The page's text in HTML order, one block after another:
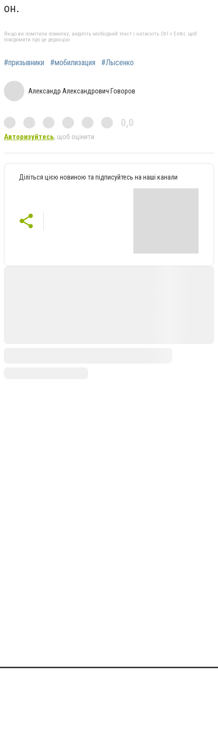
он.
Якщо ви помітили помилку, виділіть необхідний текст і натисніть Ctrl + Enter, щоб
повідомити про це редакцію
#призывники #мобилизация #Лысенко
Александр Александрович Говоров
0,0
Авторизуйтесь, щоб оцінити
Діліться цією новиною та підписуйтесь на наші канали